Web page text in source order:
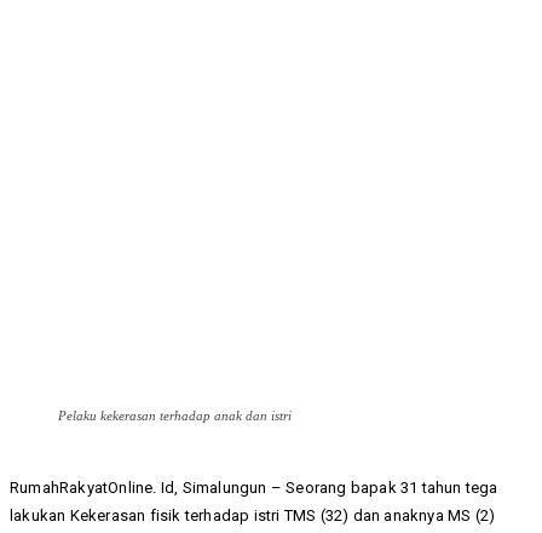
Pelaku kekerasan terhadap anak dan istri
RumahRakyatOnline. Id, Simalungun – Seorang bapak 31 tahun tega
lakukan Kekerasan fisik terhadap istri TMS (32) dan anaknya MS (2)